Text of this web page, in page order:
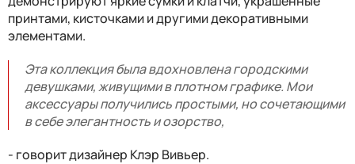
принтами, кисточками и другими декоративными
элементами.
Эта коллекция была вдохновлена городскими
девушками, живущими в плотном графике. Мои
аксессуары получились простыми, но сочетающими
в себе элегантность и озорство,
- говорит дизайнер Клэр Вивьер.